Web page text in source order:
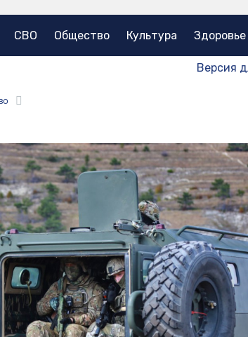
СВО Общество Культура Здоровье
Версия